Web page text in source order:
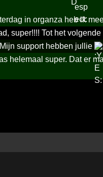
in organza heb ik
super!!!! Tot het volgende
support hebben jullie
helemaal super. Dat er